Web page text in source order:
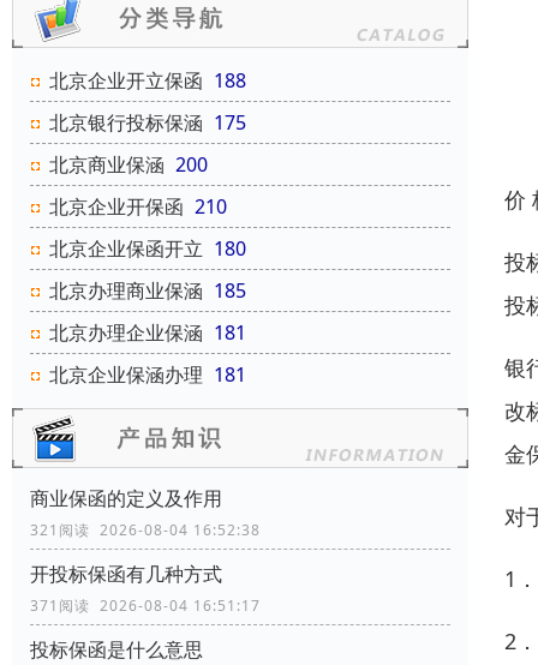
北京企业开立保函 188
北京银行投标保涵 175
北京商业保涵 200
北京企业开保函 210
北京企业保函开立 180
北京办理商业保涵 185
北京办理企业保涵 181
北京企业保涵办理 181
商业保函的定义及作用
321阅读 2026-08-04 16:52:38
开投标保函有几种方式
371阅读 2026-08-04 16:51:17
投标保函是什么意思
价
投
投
银
改
金
对
1
2